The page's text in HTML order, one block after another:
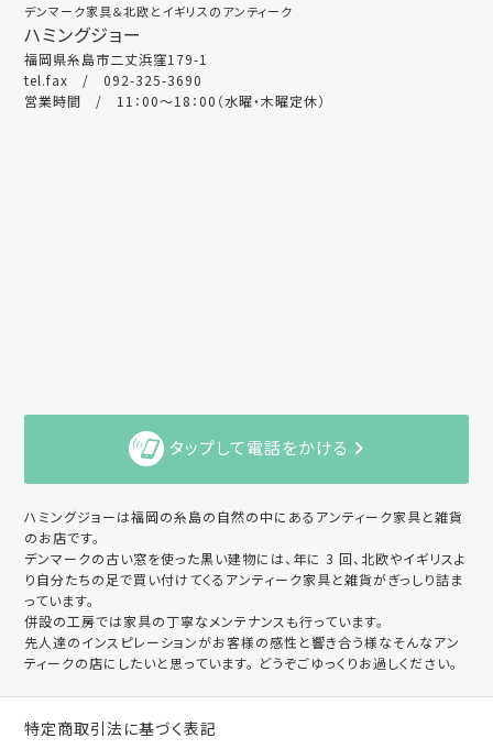
デンマーク家具＆北欧とイギリスのアンティーク
ハミングジョー
福岡県糸島市二丈浜窪179-1
tel.fax / 092-325-3690
営業時間 / 11：00～18：00（水曜・木曜定休）
タップして電話をかける
ハミングジョーは福岡の糸島の自然の中にあるアンティーク家具と雑貨
のお店です。
デンマークの古い窓を使った黒い建物には、年に 3 回、北欧やイギリスよ
り自分たちの足で買い付けてくるアンティーク家具と雑貨がぎっしり詰ま
っています。
併設の工房では家具の丁寧なメンテナンスも行っています。
先人達のインスピレーションがお客様の感性と響き合う様なそんなアン
ティークの店にしたいと思っています。 どうぞごゆっくりお過しください。
特定商取引法に基づく表記